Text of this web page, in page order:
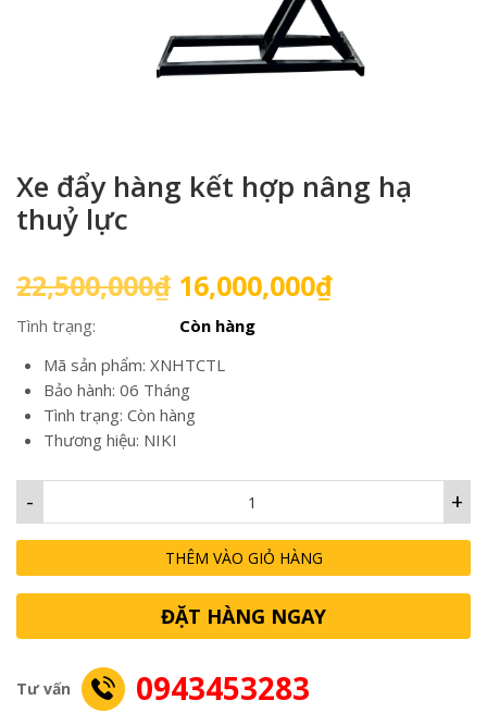
Xe đẩy hàng kết hợp nâng hạ
thuỷ lực
22,500,000₫ Giá
gốc
là:
22,500,000₫.
16,000,000₫Giá
Tình trạng:
Còn hàng
Mã sản phẩm: XNHTCTL
Bảo hành: 06 Tháng
Tình trạng: Còn hàng
Thương hiệu: NIKI
+
-
THÊM VÀO GIỎ HÀNG
ĐẶT HÀNG NGAY
Tư vấn 0943453283